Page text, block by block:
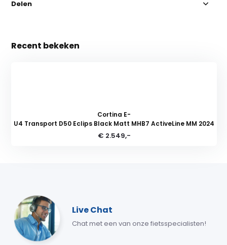
Delen
Recent bekeken
Cortina E-
U4 Transport D50 Eclips Black Matt MHB7 ActiveLine MM 2024
€ 2.549,-
Live Chat
Chat met een van onze fietsspecialisten!